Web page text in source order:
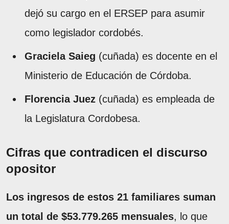
dejó su cargo en el ERSEP para asumir
como legislador cordobés.
Graciela Saieg (cuñada) es docente en el
Ministerio de Educación de Córdoba.
Florencia Juez (cuñada) es empleada de
la Legislatura Cordobesa.
Cifras que contradicen el discurso
opositor
Los ingresos de estos 21 familiares suman
un total de $53.779.265 mensuales, lo que